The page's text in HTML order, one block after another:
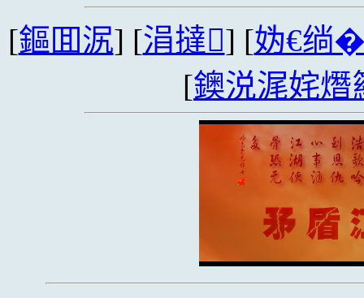
[鏂囬泦] [涓撻] [妫€绱
[鐭涚浘姹熸